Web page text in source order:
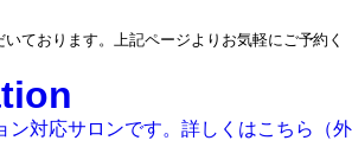
ております。上記ページよりお気軽にご予約く
ン対応サロンです。詳しくはこちら（外